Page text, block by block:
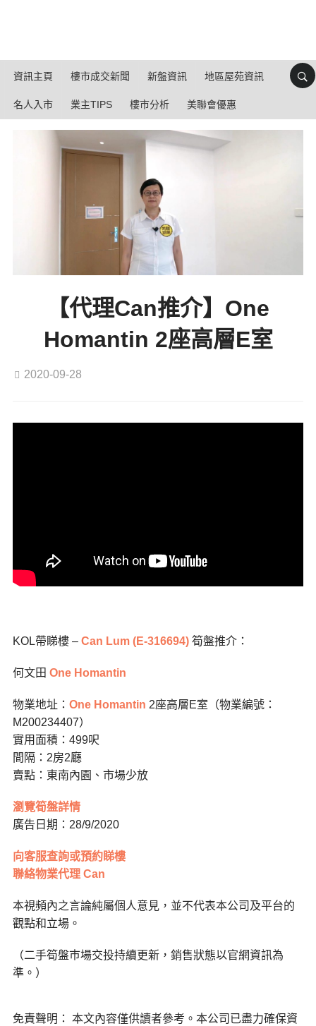
資訊主頁 樓市成交新聞 新盤資訊 地區屋苑資訊
名人入市 業主TIPS 樓市分析 美聯會優惠
【代理Can推介】One
Homantin 2座高層E室
2020-09-28
KOL帶睇樓 – Can Lum (E-316694)筍盤推介：
何文田 One Homantin
物業地址： One Homantin 2座高層E室（物業編號：
M200234407）
實用面積：499呎
間隔：2房2廳
賣點：東南內園、市場少放
瀏覽筍盤詳情
廣告日期：28/9/2020
向客服查詢或預約睇樓
聯絡物業代理 Can
本視頻內之言論純屬個人意見，並不代表本公司及平台的
觀點和立場。
（二手筍盤巿場交投持續更新，銷售狀態以官網資訊為
準。）
免責聲明： 本文內容僅供讀者參考。本公司已盡力確保資